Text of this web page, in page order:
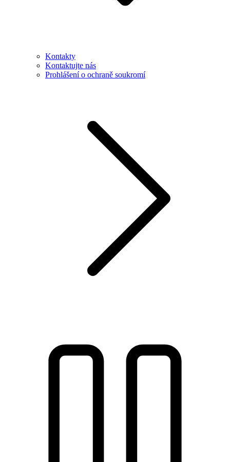
Kontakty
Kontaktujte nás
Prohlášení o ochraně soukromí